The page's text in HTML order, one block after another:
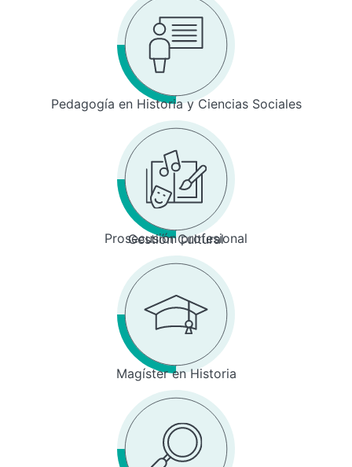
Pedagogía en Historia y Ciencias Sociales
Prosecusión profesional
Gestión Cultural
Magíster en Historia